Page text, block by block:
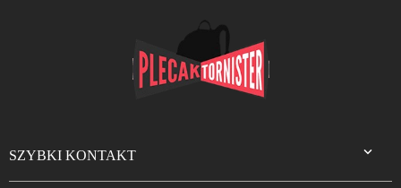
SZYBKI KONTAKT 